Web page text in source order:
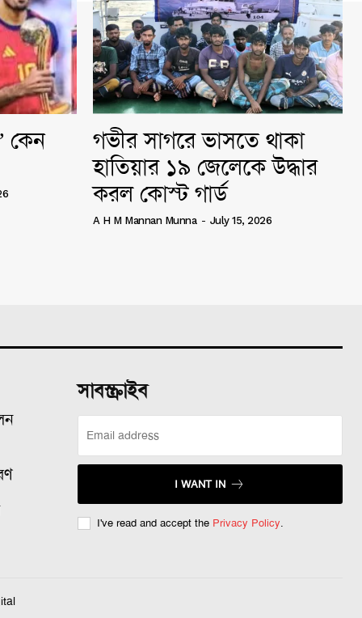
কেন
গভীর সাগরে ভাসতে থাকা
হাতিয়ার ১৯ জেলেকে উদ্ধার
করল কোস্ট গার্ড
A H M Mannan Munna - July 15, 2026
সাবস্ক্রাইব
I WANT IN
I've read and accept the Privacy Policy.